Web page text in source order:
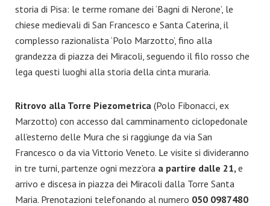
storia di Pisa: le terme romane dei ‘Bagni di Nerone’, le
chiese medievali di San Francesco e Santa Caterina, il
complesso razionalista ‘Polo Marzotto’, fino alla
grandezza di piazza dei Miracoli, seguendo il filo rosso che
lega questi luoghi alla storia della cinta muraria.
Ritrovo alla Torre Piezometrica (Polo Fibonacci, ex
Marzotto) con accesso dal camminamento ciclopedonale
all’esterno delle Mura che si raggiunge da via San
Francesco o da via Vittorio Veneto. Le visite si divideranno
in tre turni, partenze ogni mezz’ora a partire dalle 21, e
arrivo e discesa in piazza dei Miracoli dalla Torre Santa
Maria. Prenotazioni telefonando al numero 050 0987480